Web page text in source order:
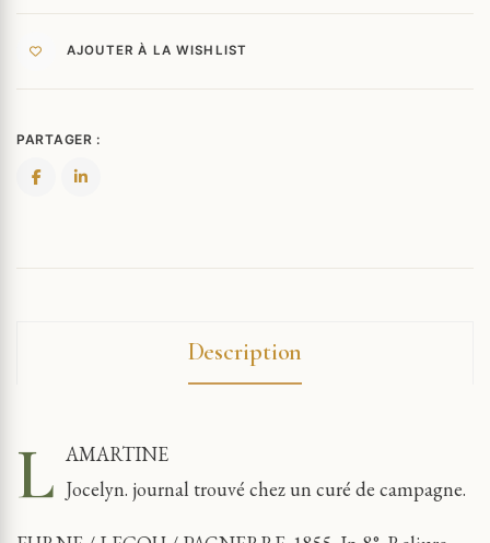
AJOUTER À LA WISHLIST
PARTAGER :
Description
L AMARTINE
Jocelyn. journal trouvé chez un curé de campagne.